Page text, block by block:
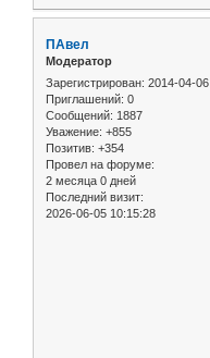
ПАвел
Модератор
Зарегистрирован: 2014-04-06
Приглашений: 0
Сообщений: 1887
Уважение: +855
Позитив: +354
Провел на форуме:
2 месяца 0 дней
Последний визит:
2026-06-05 10:15:28